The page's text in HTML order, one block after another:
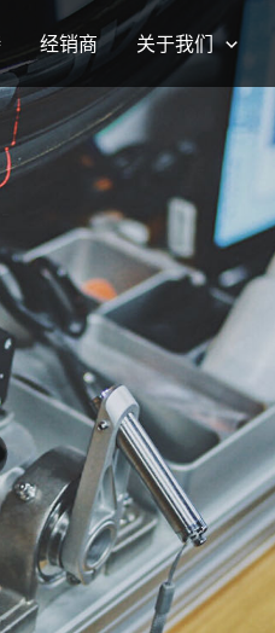
经销商 关于我们
脚步